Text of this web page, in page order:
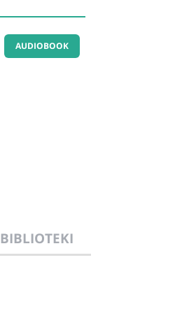
AUDIOBOOK
BIBLIOTEKI